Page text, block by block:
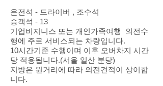
운전석 - 드라이버 , 조수석
승객석 - 13
기업비지니스 또는 개인가족여행 의전수
행에 주로 서비스되는 차량입니다.
10시간기준 수행이며 이후 오버차지 시간
당 적용됩니다.(서울 일산 분당)
지방은 원거리에 따라 의전견적이 상이합
니다.